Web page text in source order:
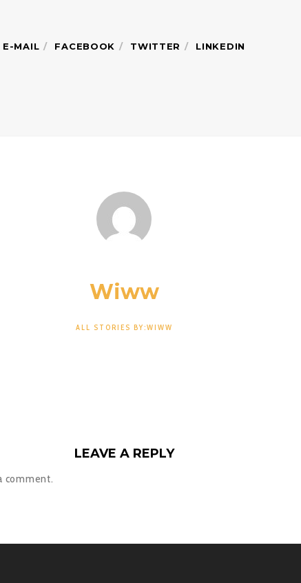
E-MAIL FACEBOOK TWITTER LINKEDIN
Wiww
ALL STORIES BY:WIWW
LEAVE A REPLY
comment.